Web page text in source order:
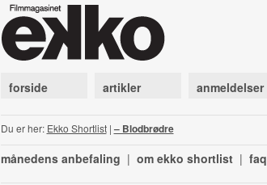
forside artikler anmeldelser
Du er her: Ekko Shortlist| – Blodbrødre
månedens anbefaling | om ekko shortlist | faq